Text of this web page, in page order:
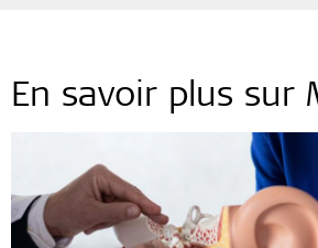
En savoir plus sur